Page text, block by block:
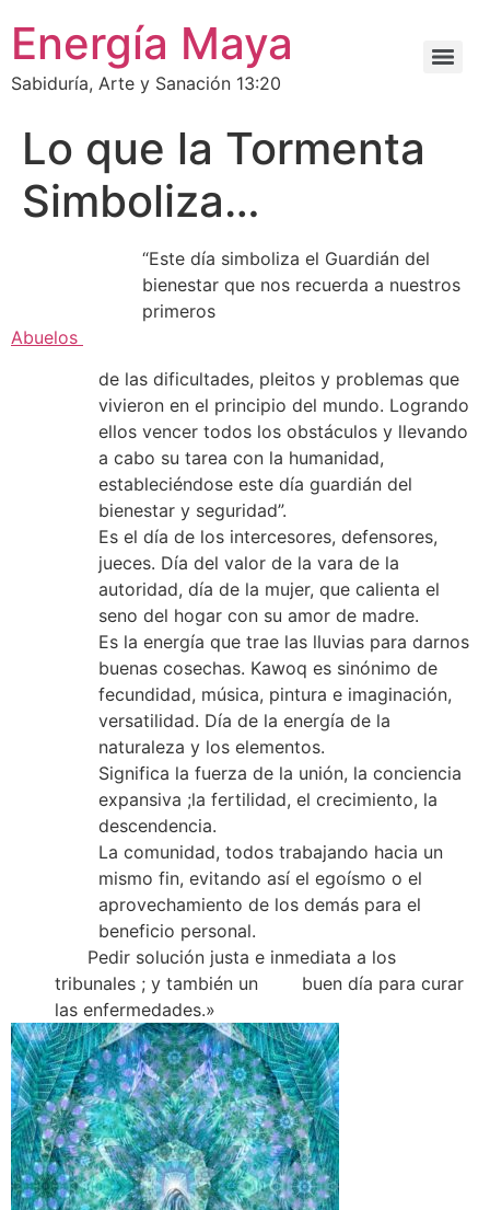
Energía Maya
Sabiduría, Arte y Sanación 13:20
Lo que la Tormenta
Simboliza…
“Este día simboliza el Guardián del
bienestar que nos recuerda a nuestros
primeros
Abuelos
de las dificultades, pleitos y problemas que
vivieron en el principio del mundo. Logrando
ellos vencer todos los obstáculos y llevando
a cabo su tarea con la humanidad,
estableciéndose este día guardián del
bienestar y seguridad”.
Es el día de los intercesores, defensores,
jueces. Día del valor de la vara de la
autoridad, día de la mujer, que calienta el
seno del hogar con su amor de madre.
Es la energía que trae las lluvias para darnos
buenas cosechas. Kawoq es sinónimo de
fecundidad, música, pintura e imaginación,
versatilidad. Día de la energía de la
naturaleza y los elementos.
Significa la fuerza de la unión, la conciencia
expansiva ;la fertilidad, el crecimiento, la
descendencia.
La comunidad, todos trabajando hacia un
mismo fin, evitando así el egoísmo o el
aprovechamiento de los demás para el
beneficio personal.
Pedir solución justa e inmediata a los
tribunales ; y también un buen día para curar
las enfermedades.»